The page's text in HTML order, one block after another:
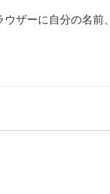
ザーに自分の名前